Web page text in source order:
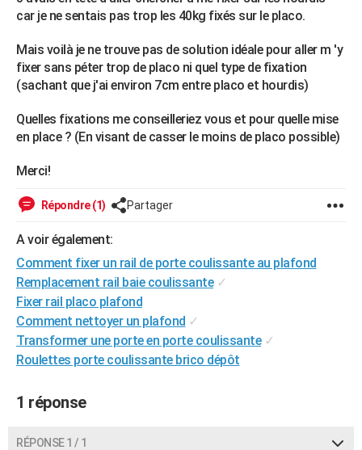
Destinations
City break
Voyage nature
Voyage de noces
Forum
Climat
+
GUIDES D'ACHAT
BONS PLANS
CARTE DE VOEUX
AVIS DE DÉCÈS
FORUM
Bricolage
Lifestyle
Culture
Sport
Auto
Television
Voyage
Cinema
car je ne sentais pas trop les 40kg fixés sur le placo.
Mais voilà je ne trouve pas de solution idéale pour aller m 'y
fixer sans péter trop de placo ni quel type de fixation
(sachant que j'ai environ 7cm entre placo et hourdis)
Quelles fixations me conseilleriez vous et pour quelle mise
en place ? (En visant de casser le moins de placo possible)
Merci!
Répondre (1) Partager
A voir également:
Comment fixer un rail de porte coulissante au plafond
Remplacement rail baie coulissante ✓
Fixer rail placo plafond
Comment nettoyer un plafond ✓
Transformer une porte en porte coulissante ✓
Roulettes porte coulissante brico dépôt
1 réponse
RÉPONSE 1 / 1